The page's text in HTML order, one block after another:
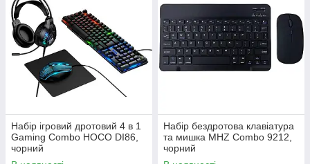
Набір ігровий дротовий 4 в 1
Gaming Combo HOCO DI86,
чорний
Набір бездротова клавіатура
та мишка MHZ Combo 9212,
чорний